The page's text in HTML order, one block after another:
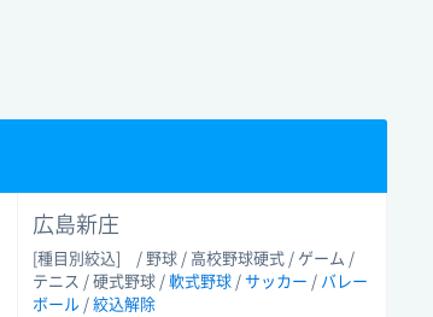
広島新庄
[種目別絞込]
/ 野球 / 高校野球硬式 / ゲーム /
テニス / 硬式野球 / 軟式野球 / サッカー / バレー
ボール / 絞込解除